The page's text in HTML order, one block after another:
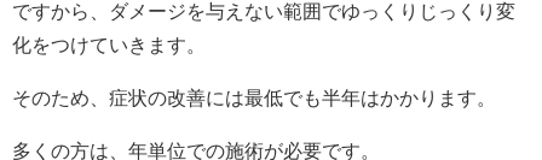
ですから、ダメージを与えない範囲でゆっくりじっくり変
化をつけていきます。
そのため、症状の改善には最低でも半年はかかります。
多くの方は、年単位での施術が必要です。